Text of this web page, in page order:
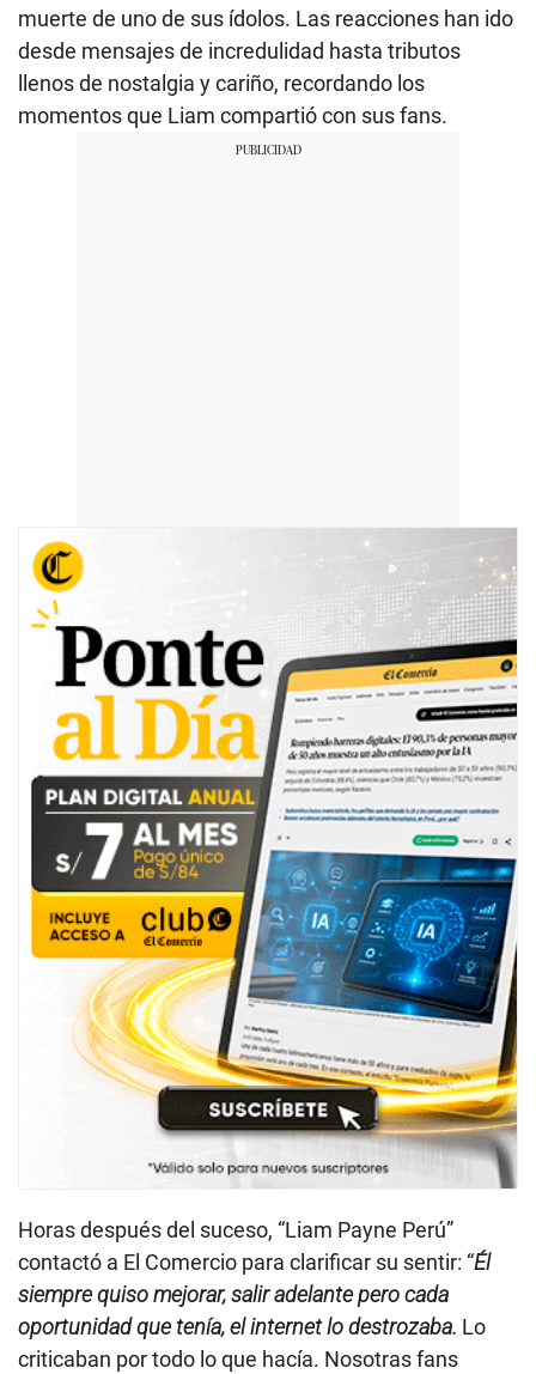
muerte de uno de sus ídolos. Las reacciones han ido
desde mensajes de incredulidad hasta tributos
llenos de nostalgia y cariño, recordando los
momentos que Liam compartió con sus fans.
Horas después del suceso, “Liam Payne Perú”
contactó a El Comercio para clarificar su sentir: “Él
siempre quiso mejorar, salir adelante pero cada
oportunidad que tenía, el internet lo destrozaba. Lo
criticaban por todo lo que hacía. Nosotras fans